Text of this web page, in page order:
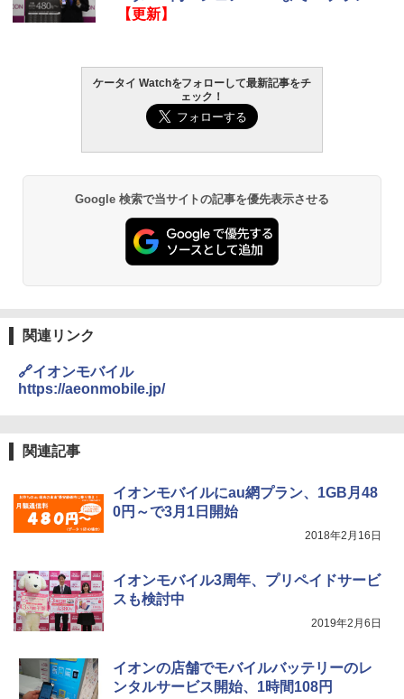
【更新】
ケータイ Watchをフォローして最新記事をチ
ェック！
Google 検索で当サイトの記事を優先表示させる
関連リンク
🔗イオンモバイル
https://aeonmobile.jp/
関連記事
イオンモバイルにau網プラン、1GB月48
0円～で3月1日開始
2018年2月16日
イオンモバイル3周年、プリペイドサービ
スも検討中
2019年2月6日
イオンの店舗でモバイルバッテリーのレ
ンタルサービス開始、1時間108円